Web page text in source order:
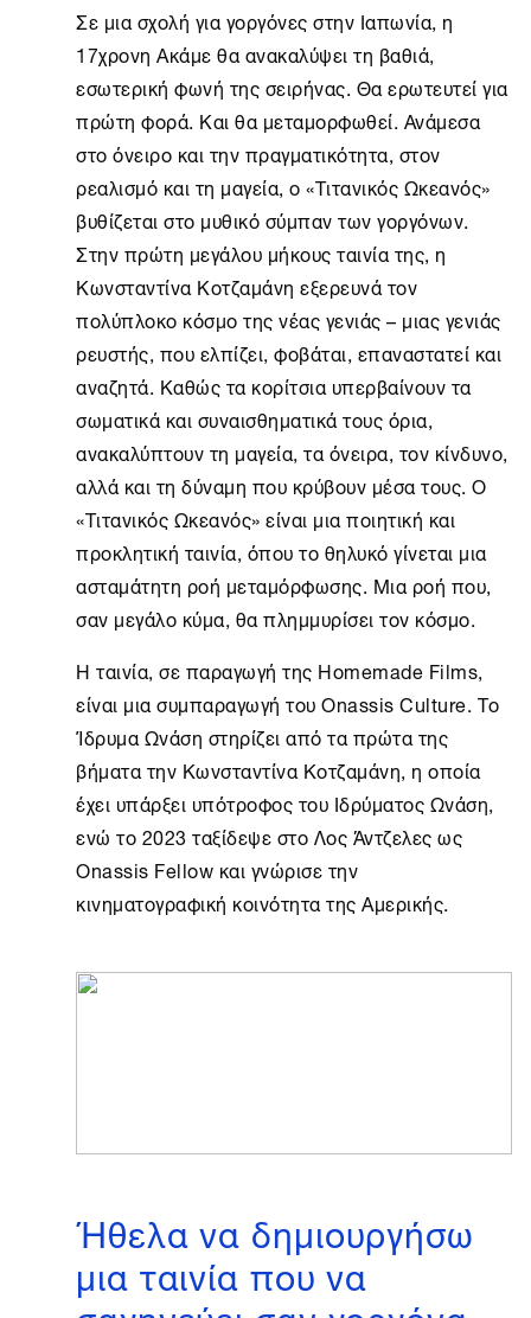
Σε μια σχολή για γοργόνες στην Ιαπωνία, η
17χρονη Ακάμε θα ανακαλύψει τη βαθιά,
εσωτερική φωνή της σειρήνας. Θα ερωτευτεί για
πρώτη φορά. Και θα μεταμορφωθεί. Ανάμεσα
στο όνειρο και την πραγματικότητα, στον
ρεαλισμό και τη μαγεία, ο «Τιτανικός Ωκεανός»
βυθίζεται στο μυθικό σύμπαν των γοργόνων.
Στην πρώτη μεγάλου μήκους ταινία της, η
Κωνσταντίνα Κοτζαμάνη εξερευνά τον
πολύπλοκο κόσμο της νέας γενιάς – μιας γενιάς
ρευστής, που ελπίζει, φοβάται, επαναστατεί και
αναζητά. Καθώς τα κορίτσια υπερβαίνουν τα
σωματικά και συναισθηματικά τους όρια,
ανακαλύπτουν τη μαγεία, τα όνειρα, τον κίνδυνο,
αλλά και τη δύναμη που κρύβουν μέσα τους. Ο
«Τιτανικός Ωκεανός» είναι μια ποιητική και
προκλητική ταινία, όπου το θηλυκό γίνεται μια
ασταμάτητη ροή μεταμόρφωσης. Μια ροή που,
σαν μεγάλο κύμα, θα πλημμυρίσει τον κόσμο.
H ταινία, σε παραγωγή της Homemade Films,
είναι μια συμπαραγωγή του Onassis Culture. Το
Ίδρυμα Ωνάση στηρίζει από τα πρώτα της
βήματα την Κωνσταντίνα Κοτζαμάνη, η οποία
έχει υπάρξει υπότροφος του Ιδρύματος Ωνάση,
ενώ το 2023 ταξίδεψε στοΛος Άντζελεςως
Onassis Fellow και γνώρισε την
κινηματογραφική κοινότητα της Αμερικής.
Ήθελα να δημιουργήσω
μια ταινία που να